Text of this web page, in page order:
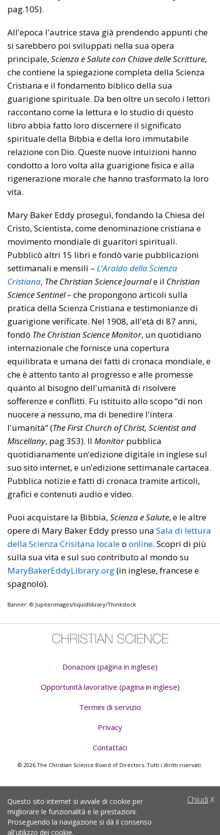
pag.105).
All'epoca l'autrice stava già prendendo appunti che
si sarebbero poi sviluppati nella sua opera
principale, Scienza e Salute con Chiave delle Scritture,
che contiene la spiegazione completa della Scienza
Cristiana e il fondamento biblico della sua
guarigione spirituale. Da ben oltre un secolo i lettori
raccontano come la lettura e lo studio di questo
libro abbia fatto loro discernere il significato
spirituale della Bibbia e della loro immutabile
relazione con Dio. Queste nuove intuizioni hanno
condotto a loro volta alla guarigione fisica e alla
rigenerazione morale che hanno trasformato la loro
vita.
Mary Baker Eddy proseguì, fondando la Chiesa del
Cristo, Scientista, come denominazione cristiana e
movimento mondiale di guaritori spirituali.
Pubblicò altri 15 libri e fondò varie pubblicazioni
settimanali e mensili – L'Araldo della Scienza
Cristiana, The Christian Science Journale il Christian
Science Sentinel –che propongono articoli sulla
pratica della Scienza Cristiana e testimonianze di
guarigione verificate. Nel 1908, all'età di 87 anni,
fondò The Christian Science Monitor, un quotidiano
internazionale che fornisce una copertura
equilibrata e umana dei fatti di cronaca mondiale, e
che è attento tanto al progresso e alle promesse
quanto al bisogno dell'umanità di risolvere
sofferenze e conflitti. Fu istituito allo scopo “di non
nuocere a nessuno, ma di benedire l'intera
l'umanità” (The First Church of Christ, Scientist and
Miscellany, pag 353). Il Monitorpubblica
quotidianamente un'edizione digitale in inglese sul
suo sito internet, e un'edizione settimanale cartacea.
Pubblica notizie e fatti di cronaca tramite articoli,
grafici e contenuti audio e video.
Puoi acquistare la Bibbia, Scienza e Salute, e le altre
opere di Mary Baker Eddy presso una Sala di lettura
della Scienza Crisitana localeo online. Scopri di più
sulla sua vita e sul suo contributo al mondo su
MaryBakerEddyLibrary.org(in inglese, francese e
spagnolo).
Banner: © Jupiterimages/liquidlibrary/Thinkstock
Donazioni (pagina in inglese)
Opportunità lavorative (pagina in inglese)
Termini di servizio
Privacy
Contattaci
© 2026 The Christian Science Board of Directors. Tutti i diritti riservati.
ChiudiX
Questo sito internet si avvale di cookie per
migliorare le funzionalità e le prestazioni.
Proseguendo la navigazione si dà il consenso
all'utilizzo dei cookie.